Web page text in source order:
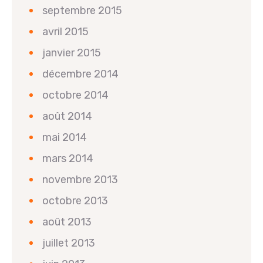
septembre 2015
avril 2015
janvier 2015
décembre 2014
octobre 2014
août 2014
mai 2014
mars 2014
novembre 2013
octobre 2013
août 2013
juillet 2013